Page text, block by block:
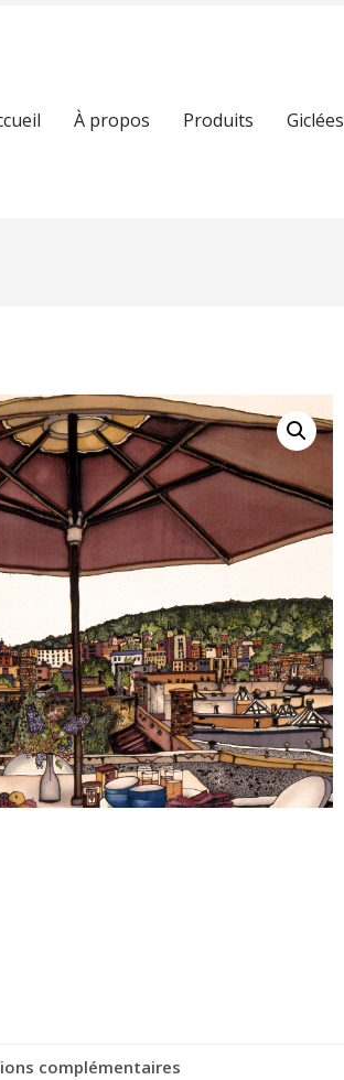
À propos Produits Giclées
complémentaires